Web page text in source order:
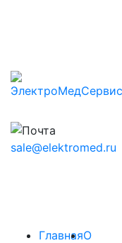
sale@elektromed.ru
ГлавнаяО